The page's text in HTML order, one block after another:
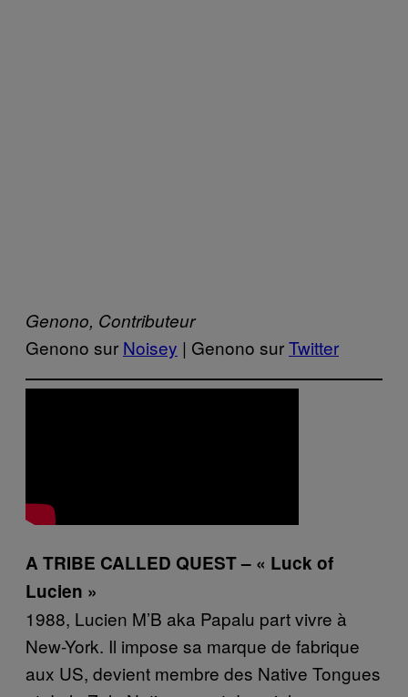
Genono, Contributeur
Genono sur Noisey | Genono surTwitter
A TRIBE CALLED QUEST – « Luck of
Lucien »
1988, Lucien M’B aka Papalu part vivre à
New-York. Il impose sa marque de fabrique
aux US, devient membre des Native Tongues